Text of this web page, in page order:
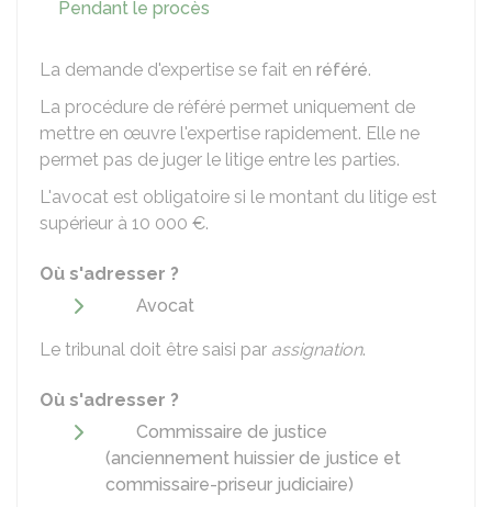
Pendant le procès
La demande d'expertise se fait en référé.
La procédure de référé permet uniquement de
mettre en œuvre l'expertise rapidement. Elle ne
permet pas de juger le litige entre les parties.
L'avocat est obligatoire si le montant du litige est
supérieur à 10 000 €.
Où s'adresser ?
Avocat
Le tribunal doit être saisi par assignation.
Où s'adresser ?
Commissaire de justice
(anciennement huissier de justice et
commissaire-priseur judiciaire)